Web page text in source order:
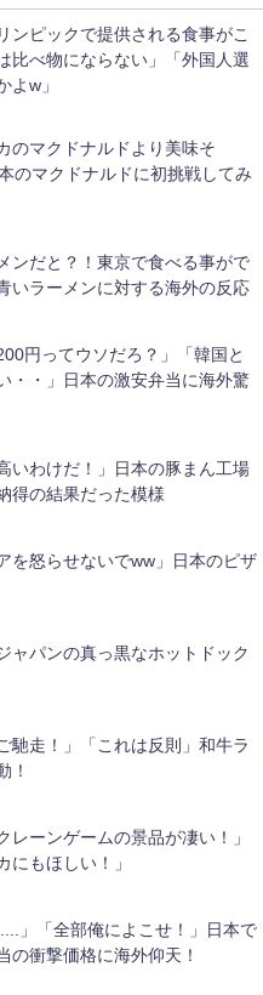
ンピックで提供される食事がこ
比べ物にならない」「外国人選
よw」
のマクドナルドより美味そ
のマクドナルドに初挑戦してみ
ンだと？！東京で食べる事がで
いラーメンに対する海外の反応
円ってウソだろ？」「韓国と
・・」日本の激安弁当に海外驚
いわけだ！」日本の豚まん工場
得の結果だった模様
を怒らせないでww」日本のピザ
ャパンの真っ黒なホットドック
馳走！」「これは反則」和牛ラ
！
レーンゲームの景品が凄い！」
にもほしい！」
」「全部俺によこせ！」日本で
の衝撃価格に海外仰天！